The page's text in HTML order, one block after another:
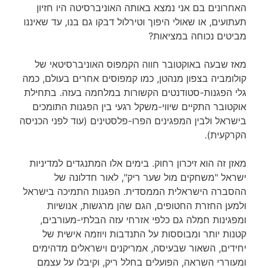
האחרונים בם אני נמצא באותה האוניברסיטה היו חזיון
תעתועים, או שאולי היפוך וטירלול דבקו גם בנו, עד שאיננו
מביטים נכוחה במציאות?
מאז שבעה באוקטובר חווה הקמפוס האוניברסיטאי של
קולומביה בצפון מנהטן, כמו קמפוסים אחרים בעולם, כמה
גלי הפגנות-סטודנטים הקשורות במלחמה בעזה. בתחילת
אוקטובר התקיים שיווי-משקל רגעי בין הפגנות התומכים
בישראל ולבין המפגינים הפרו-פלסטינים (עוד לפני הכניסה
הקרקעית).
מאזן זה הוא זיכרון רחוק. בימים אלו המתנגדים למדיניות
ישראל "משחקים מול שער ריק", לאור חדלונה של
ההסברה הישראלית הממסדית. הפגנות התמיכה בישראל
ולמען החזרת החטופים, הגם שהן מרגשות, אנושיות
ומפגינות חמלה גם כלפי אזרחי עזה הבלתי-מעורבים,
קטנות יותר ומבוססות על התנדבות ויוזמה אישית של
יחידים, השאור שבעיסה, אמריקנים וישראלים מדהימים
ומעוררי השראה, הפועלים בחלל ריק, וקיבלו על עצמם